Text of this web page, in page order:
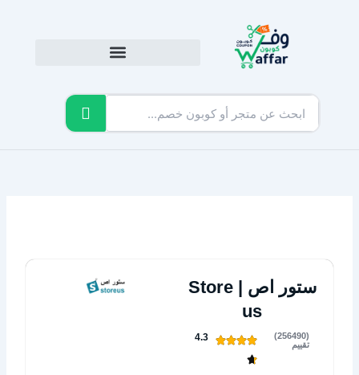
ستور اص | Store
us
(256490)
تقييم
4.3